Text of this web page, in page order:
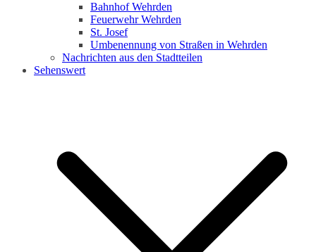
Bahnhof Wehrden
Feuerwehr Wehrden
St. Josef
Umbenennung von Straßen in Wehrden
Nachrichten aus den Stadtteilen
Sehenswert